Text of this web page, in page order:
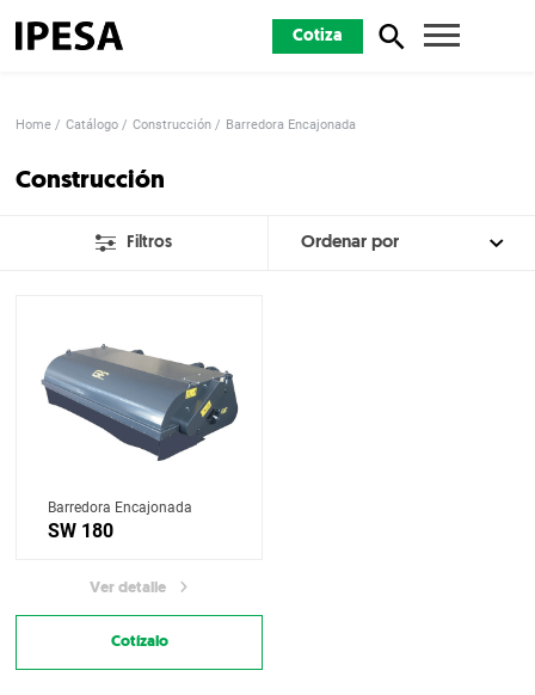
Cotiza
Home Catálogo Construcción Barredora Encajonada
Construcción
Filtros
Barredora Encajonada
SW 180
Ver detalle
Cotízalo